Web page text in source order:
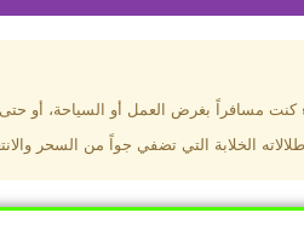
طرابزون؟
ألعاب رياضية، ومطاعم عالمية.
كنت مسافراً بغرض العمل أو السياحة، أو
الخلابة التي تضفي جواً من السحر